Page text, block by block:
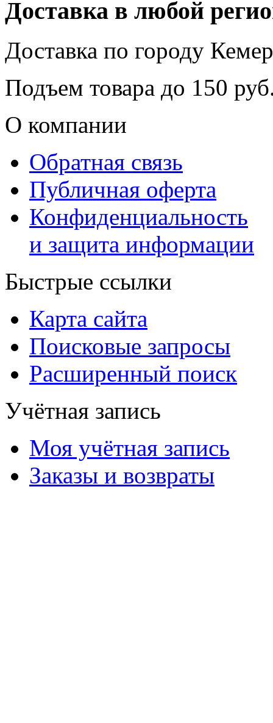
Доставка в любой
Доставка по городу
Подъем товара до 150
О компании
Обратная связь
Публичная оферта
Конфиденциальность
и защита информации
Быстрые ссылки
Карта сайта
Поисковые запросы
Расширенный поиск
Учётная запись
Моя учётная запись
Заказы и возвраты